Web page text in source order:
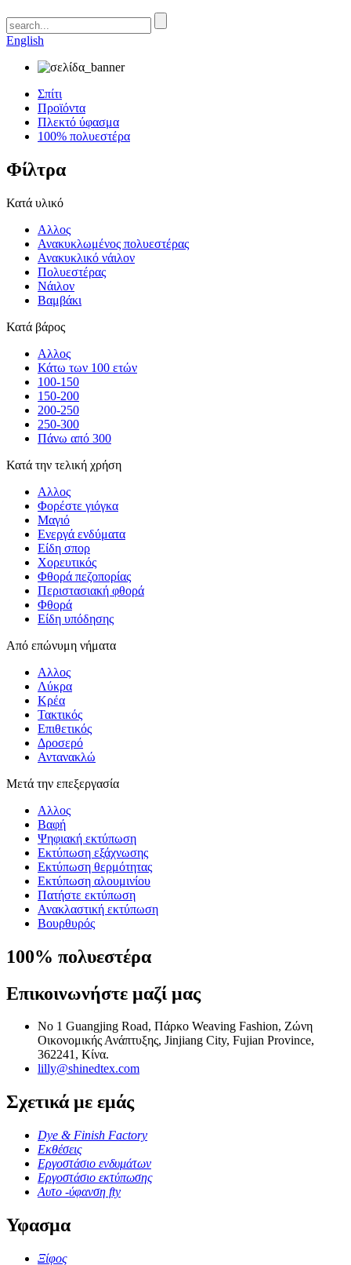
English
Σπίτι
Προϊόντα
Πλεκτό ύφασμα
100% πολυεστέρα
Φίλτρα
Κατά υλικό
Αλλος
Ανακυκλωμένος πολυεστέρας
Ανακυκλικό νάιλον
Πολυεστέρας
Νάιλον
Βαμβάκι
Κατά βάρος
Αλλος
Κάτω των 100 ετών
100-150
150-200
200-250
250-300
Πάνω από 300
Κατά την τελική χρήση
Αλλος
Φορέστε γιόγκα
Μαγιό
Ενεργά ενδύματα
Είδη σπορ
Χορευτικός
Φθορά πεζοπορίας
Περιστασιακή φθορά
Φθορά
Είδη υπόδησης
Από επώνυμη νήματα
Αλλος
Λύκρα
Κρέα
Τακτικός
Επιθετικός
Δροσερό
Αντανακλώ
Μετά την επεξεργασία
Αλλος
Βαφή
Ψηφιακή εκτύπωση
Εκτύπωση εξάχνωσης
Εκτύπωση θερμότητας
Εκτύπωση αλουμινίου
Πατήστε εκτύπωση
Ανακλαστική εκτύπωση
Βουρθυρός
100% πολυεστέρα
Επικοινωνήστε μαζί μας
Νο 1 Guangjing Road, Πάρκο Weaving Fashion, Ζώνη
Οικονομικής Ανάπτυξης, Jinjiang City, Fujian Province,
362241, Κίνα.
lilly@shinedtex.com
Σχετικά με εμάς
Dye & Finish Factory
Εκθέσεις
Εργοστάσιο ενδυμάτων
Εργοστάσιο εκτύπωσης
Αυτο -ύφανση fty
Υφασμα
Ξίφος